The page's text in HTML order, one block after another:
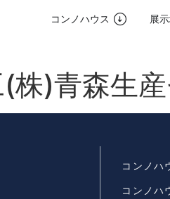
コンノハウス 展
株)青森生
コンノハ
コンノハ